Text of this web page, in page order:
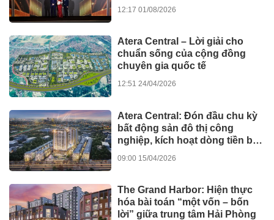
12:17 01/08/2026
Atera Central – Lời giải cho
chuẩn sống của cộng đồng
chuyên gia quốc tế
12:51 24/04/2026
Atera Central: Đón đầu chu kỳ
bất động sản đô thị công
nghiệp, kích hoạt dòng tiền bền
09:00 15/04/2026
The Grand Harbor: Hiện thực
hóa bài toán “một vốn – bốn
lời” giữa trung tâm Hải Phòng